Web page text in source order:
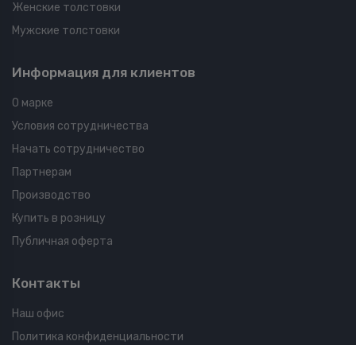
Женские толстовки
Мужские толстовки
Информация для клиентов
О марке
Условия сотрудничества
Начать сотрудничество
Партнерам
Производство
Купить в розницу
Публичная оферта
Контакты
Наш офис
Политика конфиденциальности